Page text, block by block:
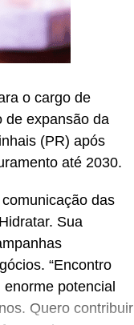
o cargo de
de expansão da
(PR) após
até 2030.
das
Sua
“Encontro
potencial
Quero contribuir